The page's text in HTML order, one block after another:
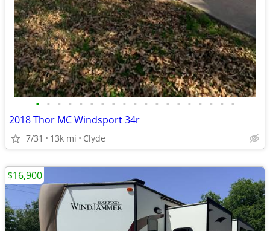
• • • • • • • • • • • • • • • • • • •
2018 Thor MC Windsport 34r
7/31 13k mi Clyde
$16,900